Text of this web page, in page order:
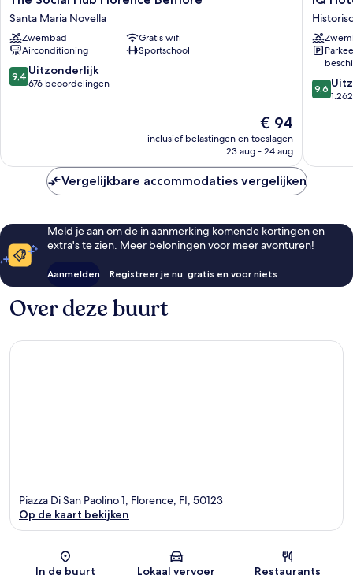
Social
Hub
Florence
Belfiore
Santa
Maria
Santa Maria Novella
Zwembad
Gratis wifi
Airconditioning
Sportschool
9.4
van
9,4 Uitzonderlijk
676 beoordelingen
De
prijs
is
€ 94
inclusief belastingen en toeslagen
23 aug - 24 aug
Hotel
Firenze
van
Florence
9.6
van
9,6
Vergelijkbare accommodaties vergelijken
Meld je aan om de in aanmerking komende kortingen en
extra's te zien. Meer beloningen voor meer avonturen!
Aanmelden Registreer je nu, gratis en voor niets
Over deze buurt
Kaart
Piazza Di San Paolino 1, Florence, FI, 50123
Op de kaart bekijken
In de buurt Lokaal vervoer Restaurants